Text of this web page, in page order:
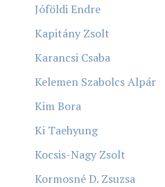
Jóföldi Endre
Kapitány Zsolt
Karancsi Csaba
Kelemen Szabolcs Alpár
Kim Bora
Ki Taehyung
Kocsis-Nagy Zsolt
Kormosné D. Zsuzsa